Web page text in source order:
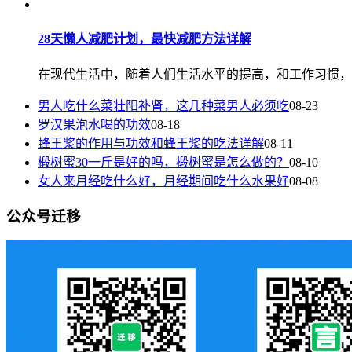
28天懒人减肥计划，最快减肥方法详解
在现代生活中，随着人们生活水平的提高，和工作习惯
男人吃什么菜壮阳补肾，这几种菜男人必须吃08-23
罗汉果泡水喝的功效08-18
蜂王浆的作用与功效和蜂王浆的吃法详解08-11
椴树蜜30一斤是好的吗，椴树蜜是怎么做的？ 08-10
女人来月经吃什么好，月经期间吃什么水果好08-08
公众号迁移